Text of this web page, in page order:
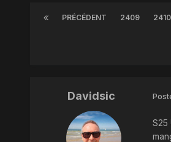
PRÉCÉDENT 2409 2410
Davidsic
S25